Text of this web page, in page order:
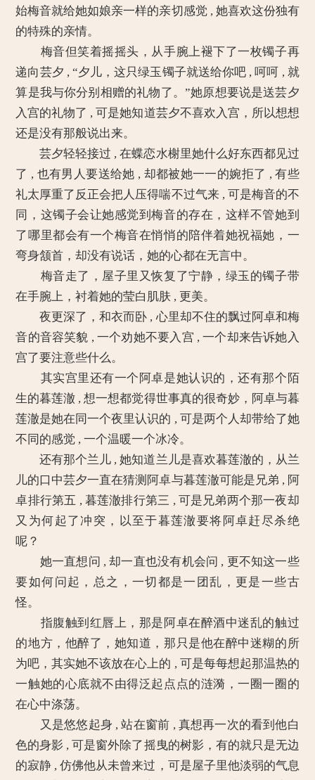
始梅音就给她如娘亲一样的亲切感觉 , 她喜欢这份独有
的特殊的亲情。
梅音但笑着摇摇头，从手腕上褪下了一枚镯子再
递向芸夕 , “夕儿，这只绿玉镯子就送给你吧 , 呵呵 , 就
算是我与你分别相赠的礼物了。”她原想要说是送芸夕
入宫的礼物了 , 可是她知道芸夕不喜欢入宫，所以想想
还是没有那般说出来。
芸夕轻轻接过 , 在蝶恋水榭里她什么好东西都见过
了 , 也有男人要送给她 , 却都被她一一的婉拒了 , 有些
礼太厚重了反正会把人压得喘不过气来 , 可是梅音的不
同，这镯子会让她感觉到梅音的存在，这样不管她到
了哪里都会有一个梅音在悄悄的陪伴着她祝福她，一
弯身颔首，却没有说话，她的心都在无言中。
梅音走了，屋子里又恢复了宁静，绿玉的镯子带
在手腕上，衬着她的莹白肌肤 , 更美。
夜更深了，和衣而卧 , 心里却不住的飘过阿卓和梅
音的音容笑貌 , 一个劝她不要入宫 , 一个却来告诉她入
宫了要注意些什么。
其实宫里还有一个阿卓是她认识的，还有那个陌
生的暮莲澈 , 想一想都觉得世事真的很奇妙，阿卓与暮
莲澈是她在同一个夜里认识的 , 可是两个人却带给了她
不同的感觉 , 一个温暖一个冰冷。
还有那个兰儿 , 她知道兰儿是喜欢暮莲澈的，从兰
儿的口中芸夕一直在猜测阿卓与暮莲澈可能是兄弟 , 阿
卓排行第五 , 暮莲澈排行第三 , 可是兄弟两个那一夜却
又为何起了冲突，以至于暮莲澈要将阿卓赶尽杀绝
呢？
她一直想问 , 却一直也没有机会问 , 更不知这一些
要如何问起，总之，一切都是一团乱，更是一些古
怪。
指腹触到红唇上，那是阿卓在醉酒中迷乱的触过
的地方，他醉了，她知道，那只是他在醉中迷糊的所
为吧，其实她不该放在心上的 , 可是每每想起那温热的
一触她的心底就不由得泛起点点的涟漪，一圈一圈的
在心中涤荡。
又是悠悠起身 , 站在窗前 , 真想再一次的看到他白
色的身影 , 可是窗外除了摇曳的树影，有的就只是无边
的寂静 , 仿佛他从未曾来过，可是屋子里他淡弱的气息